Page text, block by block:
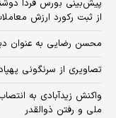
از ثبت رکورد ارزش
محسن رضایی به عنوان
تصاویری از سرنگونی
واکنش زیدآبادی به
ملی و رفتن ذوالقدر